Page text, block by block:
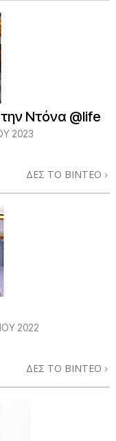
Ντόνα @life
2023
ΔΕΣ ΤΟ ΒΙΝΤΕΟ
2022
ΔΕΣ ΤΟ ΒΙΝΤΕΟ